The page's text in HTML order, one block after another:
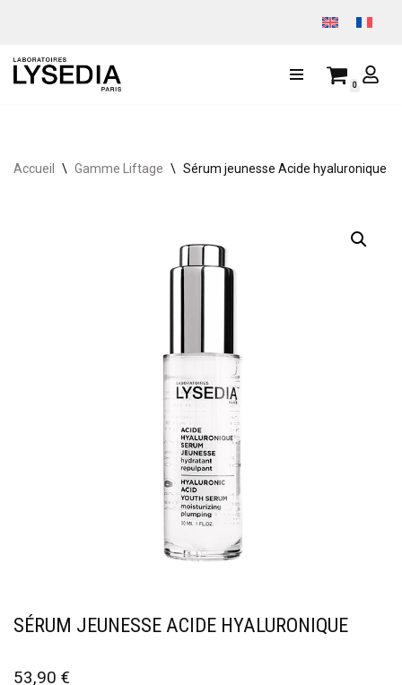
au
0
Accueil \ Gamme Liftage \ Sérum jeunesse Acide hyaluronique
SÉRUM JEUNESSE ACIDE HYALURONIQUE
53,90 €